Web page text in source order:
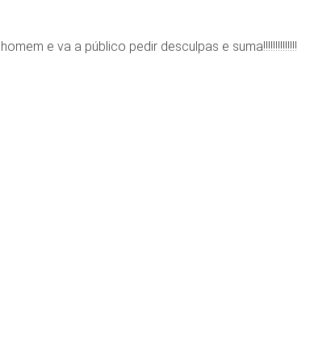
e va a público pedir desculpas e suma!!!!!!!!!!!!!!